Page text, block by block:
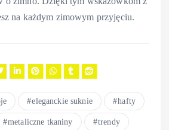
na każdym zimowym przyjęciu.
eleganckie suknie hafty
metaliczne tkaniny trendy